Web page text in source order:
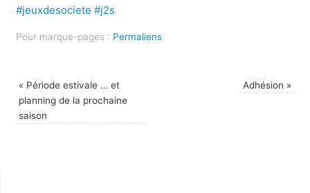
#jeuxdesociete #j2s
Pour marque-pages : Permaliens.
« Période estivale … et
planning de la prochaine
saison
Adhésion »